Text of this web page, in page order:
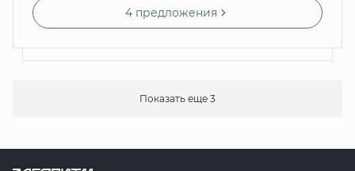
4 предложения
Показать еще 3